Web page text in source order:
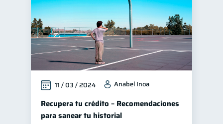
11 / 03 / 2024 Anabel Inoa
Recupera tu crédito – Recomendaciones
para sanear tu historial